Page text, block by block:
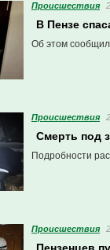
Проиcшествия
В Пензе
Об этом
Проиcшествия
Смерть под
Подробности
Проиcшествия